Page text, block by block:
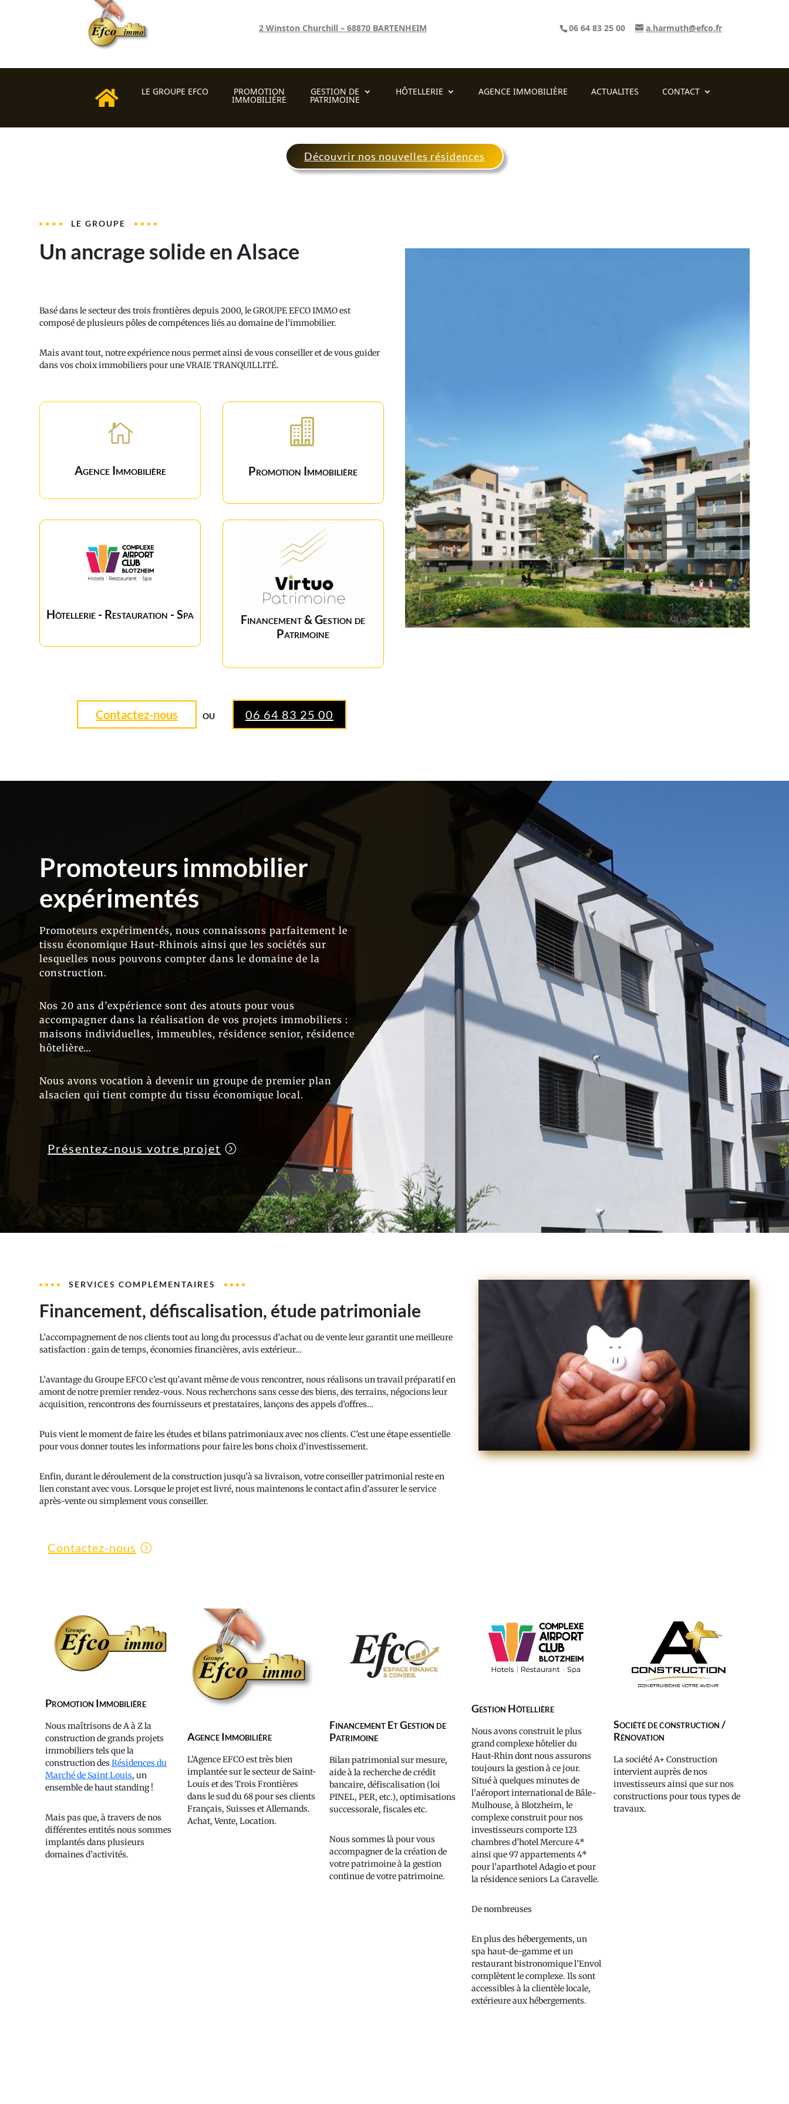
06 64 83 25 00 a.harmuth@efco.fr
2 Winston Churchill – 68870 BARTENHEIM
LE GROUPE EFCO PROMOTION
IMMOBILIÈRE
GESTION DE
PATRIMOINE
HÔTELLERIE AGENCE IMMOBILIÈRE ACTUALITES CONTACT
Découvrir nos nouvelles résidences
LE GROUPE
Un ancrage solide en Alsace
Basé dans le secteur des trois frontières depuis 2000, le GROUPE EFCO IMMO est
composé de plusieurs pôles de compétences liés au domaine de l’immobilier.
Mais avant tout, notre expérience nous permet ainsi de vous conseiller et de vous guider
dans vos choix immobiliers pour une VRAIE TRANQUILLITÉ.

Agence Immobilière

Promotion Immobilière
Hôtellerie - Restauration - Spa
Financement & Gestion de
Patrimoine
Contactez-nous OU 06 64 83 25 00
Promoteurs immobilier
expérimentés
Promoteurs expérimentés, nous connaissons parfaitement le
tissu économique Haut-Rhinois ainsi que les sociétés sur
lesquelles nous pouvons compter dans le domaine de la
construction.
Nos 20 ans d’expérience sont des atouts pour vous
accompagner dans la réalisation de vos projets immobiliers :
maisons individuelles, immeubles, résidence senior, résidence
hôtelière…
Nous avons vocation à devenir un groupe de premier plan
alsacien qui tient compte du tissu économique local.
Présentez-nous votre projet
SERVICES COMPLÉMENTAIRES
Financement, défiscalisation, étude patrimoniale
L’accompagnement de nos clients tout au long du processus d’achat ou de vente leur garantit une meilleure
satisfaction : gain de temps, économies financières, avis extérieur…
L’avantage du Groupe EFCO c’est qu’avant même de vous rencontrer, nous réalisons un travail préparatif en
amont de notre premier rendez-vous. Nous recherchons sans cesse des biens, des terrains, négocions leur
acquisition, rencontrons des fournisseurs et prestataires, lançons des appels d’offres…
Puis vient le moment de faire les études et bilans patrimoniaux avec nos clients. C’est une étape essentielle
pour vous donner toutes les informations pour faire les bons choix d’investissement.
Enfin, durant le déroulement de la construction jusqu’à sa livraison, votre conseiller patrimonial reste en
lien constant avec vous. Lorsque le projet est livré, nous maintenons le contact afin d’assurer le service
après-vente ou simplement vous conseiller.
Contactez-nous
Promotion Immobilière
Nous maîtrisons de A à Z la
construction de grands projets
immobiliers tels que la
construction desRésidences du
Marché de Saint Louis, un
ensemble de haut standing !
Mais pas que, à travers de nos
différentes entités nous sommes
implantés dans plusieurs
domaines d’activités.
Agence Immobilière
L’Agence EFCO est très bien
implantée sur le secteur de Saint-
Louis et des Trois Frontières
dans le sud du 68 pour ses clients
Français, Suisses et Allemands.
Achat, Vente, Location.
Financement Et Gestion de
Patrimoine
Bilan patrimonial sur mesure,
aide à la recherche de crédit
bancaire, défiscalisation (loi
PINEL, PER, etc.), optimisations
successorale, fiscales etc.
Nous sommes là pour vous
accompagner de la création de
votre patrimoine à la gestion
continue de votre patrimoine.
Gestion Hôtellière
Nous avons construit le plus
grand complexe hôtelier du
Haut-Rhin dont nous assurons
toujours la gestion à ce jour.
Situé à quelques minutes de
l’aéroport international de Bâle-
Mulhouse, à Blotzheim, le
complexe construit pour nos
investisseurs comporte 123
chambres d’hotel Mercure 4*
ainsi que 97 appartements 4*
pour l’aparthotel Adagio et pour
la résidence seniors La Caravelle.
De nombreuses
En plus des hébergements, un
spa haut-de-gamme et un
restaurant bistronomique l’Envol
complètent le complexe. Ils sont
accessibles à la clientèle locale,
extérieure aux hébergements.
Société de construction /
Rénovation
La société A+ Construction
intervient auprès de nos
investisseurs ainsi que sur nos
constructions pour tous types de
travaux.